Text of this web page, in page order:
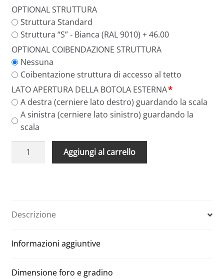
OPTIONAL STRUTTURA
Struttura Standard
Struttura “S” - Bianca (RAL 9010) + 46.00
OPTIONAL COIBENDAZIONE STRUTTURA
Nessuna
Coibentazione struttura di accesso al tetto
LATO APERTURA DELLA BOTOLA ESTERNA*
A destra (cerniere lato destro) guardando la scala
A sinistra (cerniere lato sinistro) guardando la
scala
Scale
a
x
quantità
Aggiungi al carrello
Descrizione
Informazioni aggiuntive
Dimensione foro e gradino